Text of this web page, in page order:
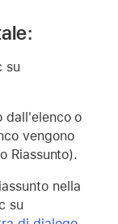
su
dall'elenco o
vengono
Riassunto).
nella
su